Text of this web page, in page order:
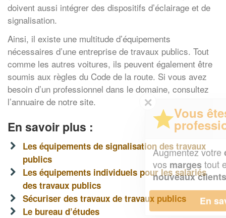
doivent aussi intégrer des dispositifs d’éclairage et de
signalisation.
Ainsi, il existe une multitude d’équipements
nécessaires d’une entreprise de travaux publics. Tout
comme les autres voitures, ils peuvent également être
soumis aux règles du Code de la route. Si vous avez
besoin d’un professionnel dans le domaine, consultez
l’annuaire de notre site.
En savoir plus :
Les équipements de signalisation des travaux
publics
Les équipements individuels pour les salariés
des travaux publics
Sécuriser des travaux de travaux publics
Le bureau d’études
✕
Vous êtes un
professionnel ?
Augmentez votrechiffre d'affaireset
tout en gagnant de
nouveaux clients!
En savoir plus